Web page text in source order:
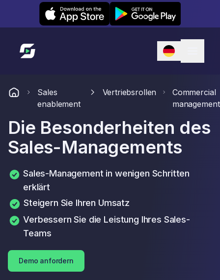
Leexi on iOS Leexi on Android
Link zur Startseite
Sales
enablement
Vertriebsrollen
Commercial
management
Die Besonderheiten des
Sales-Managements
Sales-Management in wenigen Schritten
erklärt
Steigern Sie Ihren Umsatz
Verbessern Sie die Leistung Ihres Sales-
Teams
Demo anfordern